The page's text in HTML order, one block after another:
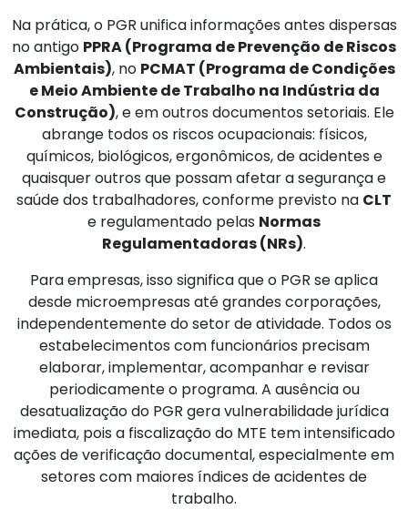
Na prática, o PGR unifica informações antes dispersas
no antigo PPRA (Programa de Prevenção de Riscos
Ambientais), no PCMAT (Programa de Condições
e Meio Ambiente de Trabalho na Indústria da
Construção), e em outros documentos setoriais. Ele
abrange todos os riscos ocupacionais: físicos,
químicos, biológicos, ergonômicos, de acidentes e
quaisquer outros que possam afetar a segurança e
saúde dos trabalhadores, conforme previsto na CLT
e regulamentado pelas Normas
Regulamentadoras (NRs).
Para empresas, isso significa que o PGR se aplica
desde microempresas até grandes corporações,
independentemente do setor de atividade. Todos os
estabelecimentos com funcionários precisam
elaborar, implementar, acompanhar e revisar
periodicamente o programa. A ausência ou
desatualização do PGR gera vulnerabilidade jurídica
imediata, pois a fiscalização do MTE tem intensificado
ações de verificação documental, especialmente em
setores com maiores índices de acidentes de
trabalho.